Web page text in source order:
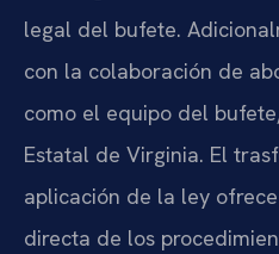
legal del bufete.
con la colaboración de
como el equipo del
Estatal de Virginia. El
aplicación de la ley
directa de los